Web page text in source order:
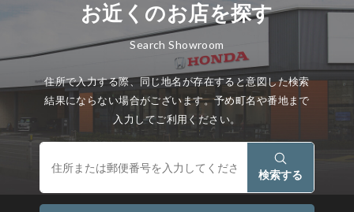
お近くのお店を探す
Search Showroom
住所で入力する際、同じ地名が存在すると意図した検索
結果にならない場合がございます。予め町名や番地まで
入力してご利用ください。
検索する